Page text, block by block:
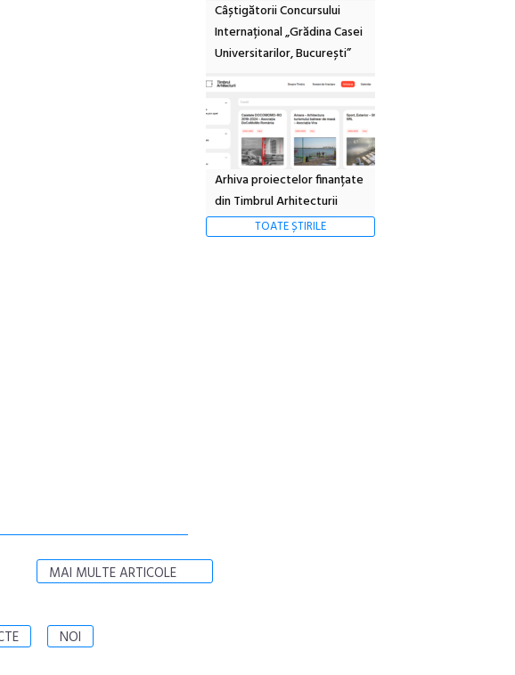
MAI MULTE ARTICOLE
Câștigătorii Concursului
Internațional „Grădina Casei
Universitarilor, București”
Arhiva proiectelor finanțate
din Timbrul Arhitecturii
TOATE ȘTIRILE
NOI